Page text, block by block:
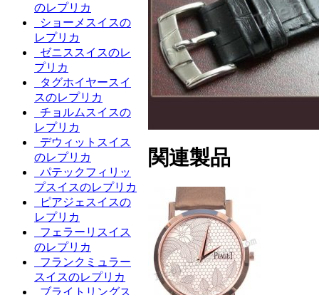
のレプリカ
ショーメスイスの
レプリカ
ゼニススイスのレ
プリカ
タグホイヤースイ
スのレプリカ
チョルムスイスの
レプリカ
デウィットスイス
のレプリカ
パテックフィリッ
プスイスのレプリカ
ピアジェスイスの
レプリカ
フェラーリスイス
のレプリカ
フランクミュラー
スイスのレプリカ
ブライトリングス
関連製品